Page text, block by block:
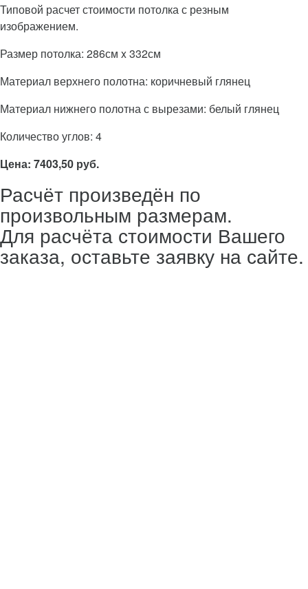
Типовой расчет стоимости потолка с резным
изображением.
Размер потолка: 286см x 332см
Материал верхнего полотна: коричневый глянец
Материал нижнего полотна с вырезами: белый глянец
Количество углов: 4
Цена: 7403,50 руб.
Расчёт произведён по
произвольным размерам.
Для расчёта стоимости Вашего
заказа, оставьте заявку на сайте.